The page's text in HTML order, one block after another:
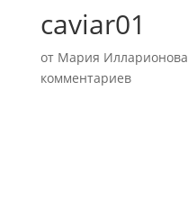
caviar01
от Мария Илларионова
комментариев